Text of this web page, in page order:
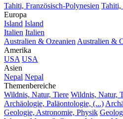
Tahiti, Französisch-Polynesien Tahiti,
Europa
Island Island
Italien Italien
Australien & Ozeanien Australien &
Amerika
USA USA
Asien
Nepal Nepal
Themenbereiche
Wildnis, Natur, Tiere Wildnis, Natur,
Archäologie, Paläontologie, (...)
Geologie, Astronomie, Physik